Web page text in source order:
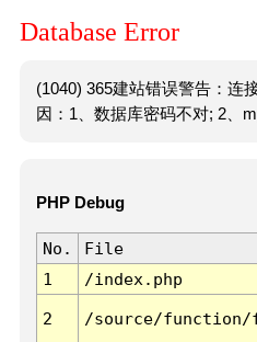
Database Error
(1040) 365建站错误警告：连
因：1、数据库密码不对; 2、
PHP Debug
No. File
1
/index.php
2 /source/function/